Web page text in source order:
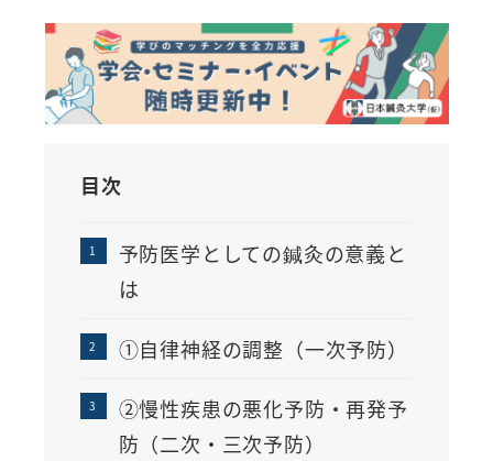
者
目次
予防医学としての鍼灸の意義と
は
①自律神経の調整（一次予防）
②慢性疾患の悪化予防・再発予
防（二次・三次予防）